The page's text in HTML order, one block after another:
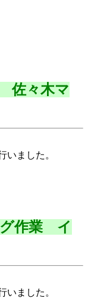
佐々木マ
いました。
作業 イ
いました。